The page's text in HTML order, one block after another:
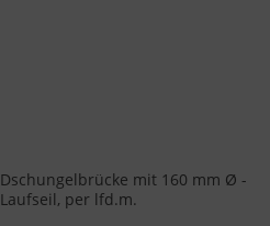
Dschungelbrücke mit 160 mm Ø -
Laufseil, per lfd.m.